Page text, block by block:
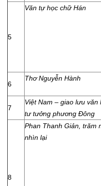
5
Văn tự học chữ Hán
6
Thơ Nguyễn Hành
7
Việt Nam – giao lưu văn
tư tưởng phương Đông
8
Phan Thanh Giản, trăm
nhìn lại